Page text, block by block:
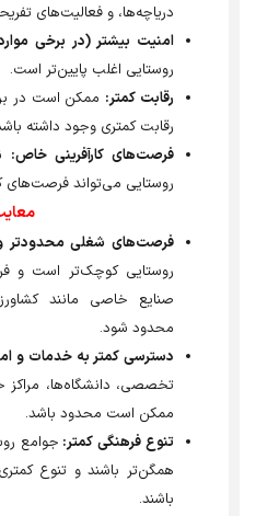
دریاچه‌ها، و فعالیت‌های تفریحی در
امنیت بیشتر (در برخی موارد):نرخ
روستایی اغلب پایین‌تر است.
رقابت کمتر:ممکن است در برخی
رقابت کمتری وجود داشته باشد.
فرصت‌های کارآفرینی خاص:نیازهای
روستایی می‌تواند فرصت‌های
فرصت‌های شغلی محدودتر و
روستایی کوچک‌تر است و
صنایع خاصی مانند کشاورزی،
محدود شود.
دسترسی کمتر به خدمات و امکانات:
تخصصی، دانشگاه‌ها، مراکز خرید
ممکن است محدود باشد.
تنوع فرهنگی کمتر:جوامع روستایی
همگن‌تر باشند و تنوع کمتری